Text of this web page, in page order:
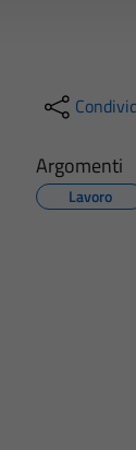
Argomenti
Lavoro